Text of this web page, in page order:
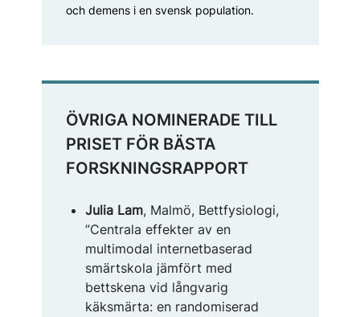
och demens i en svensk population.
ÖVRIGA NOMINERADE TILL
PRISET FÖR BÄSTA
FORSKNINGSRAPPORT
Julia Lam, Malmö, Bettfysiologi,
”Centrala effekter av en
multimodal internetbaserad
smärtskola jämfört med
bettskena vid långvarig
käksmärta: en randomiserad